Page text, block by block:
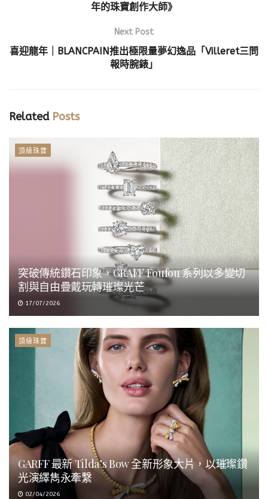
年的珠寶創作大師》
Next Post
喜迎龍年｜BLANCPAIN推出極限量夢幻逸品「Villeret三問
報時腕錶」
RelatedPosts
頂級珠寶
突破傳統鑽石印象，GRAFF Foufou 系列以多變切
割與自由疊戴玩轉璀璨光芒
17/07/2026
頂級珠寶
GARFF 最新 Tilda’s Bow 全新形象大片，以璀璨鑽
光演繹雋永牽繫
02/04/2026